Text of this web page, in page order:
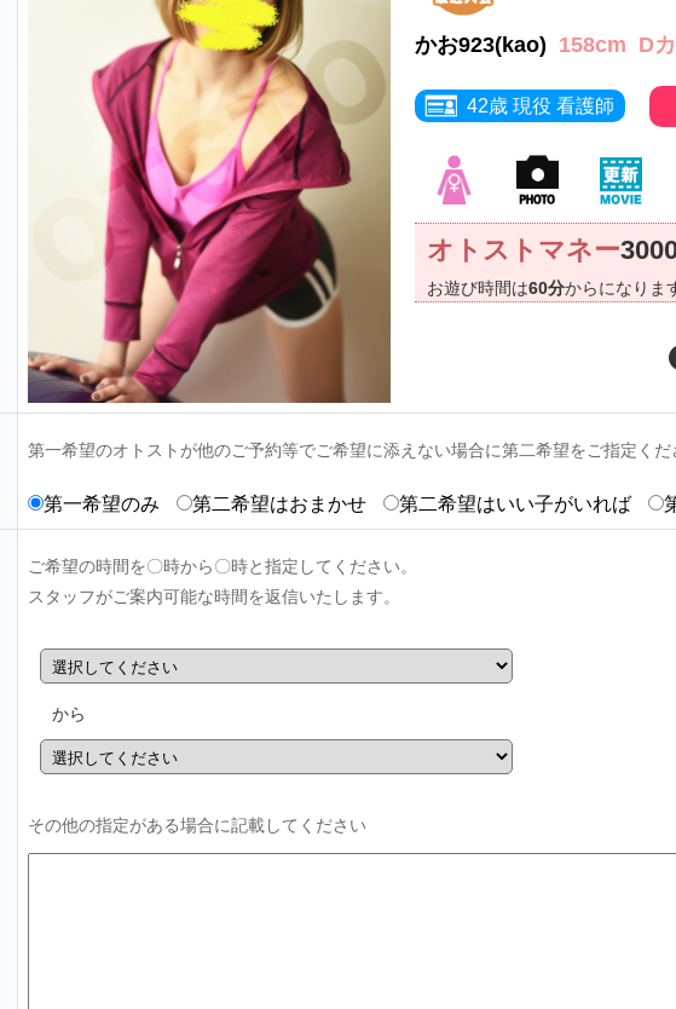
かお923(kao) 158cm D
42歳 現役 看護師
オトストマネー
お遊び時間は60分からになりま
第一希望のオトストが他のご予約等でご希望に添えない場合に第二希望をご指定くだ
第一希望のみ 第二希望はおまかせ 第二希望はいい子がいれば
ご希望の時間を〇時から〇時と指定してください。
スタッフがご案内可能な時間を返信いたします。
から
その他の指定がある場合に記載してください